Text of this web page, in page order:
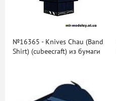
№16365 - Knives Chau (Band
Shirt) (cubeecraft) из бумаги